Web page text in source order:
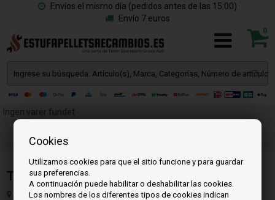
Cookies
Utilizamos cookies para que el sitio funcione y para guardar
sus preferencias.
A continuación puede habilitar o deshabilitar las cookies.
Los nombres de los diferentes tipos de cookies indican
Envíos el mismo día (pedidos antes de las 15:00)
Envío 7 euros
0
Ingen varer fundet
Team SpareParts Group ApS
Klejsgaardvej 19a, 7130 Juelsminde, Dinamarca